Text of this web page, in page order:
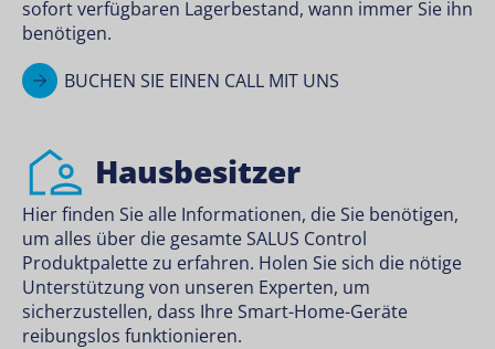
sofort verfügbaren Lagerbestand, wann immer Sie ihn
benötigen.
BUCHEN SIE EINEN CALL MIT UNS
Hausbesitzer
Hier finden Sie alle Informationen, die Sie benötigen,
um alles über die gesamte SALUS Control
Produktpalette zu erfahren. Holen Sie sich die nötige
Unterstützung von unseren Experten, um
sicherzustellen, dass Ihre Smart-Home-Geräte
reibungslos funktionieren.